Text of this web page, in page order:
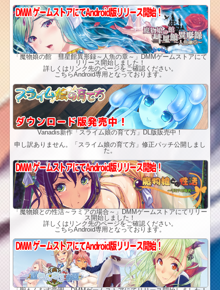
「魔物娘の館 彗星館異形録～人魚の章～」DMMゲームストアにて
リリース開始しました！
詳しくはリンク先のページをご確認ください。
こちらAndroid専用となっております。
Vanadis新作「スライム娘の育て方」DL版販売中！
申し訳ありません。「スライム娘の育て方」修正パッチ公開しまし
た。
「魔物娘との性活～ラミアの場合～」DMMゲームストアにてリリー
ス開始しました！
詳しくはリンク先のページをご確認ください。
こちらAndroid専用となっております。